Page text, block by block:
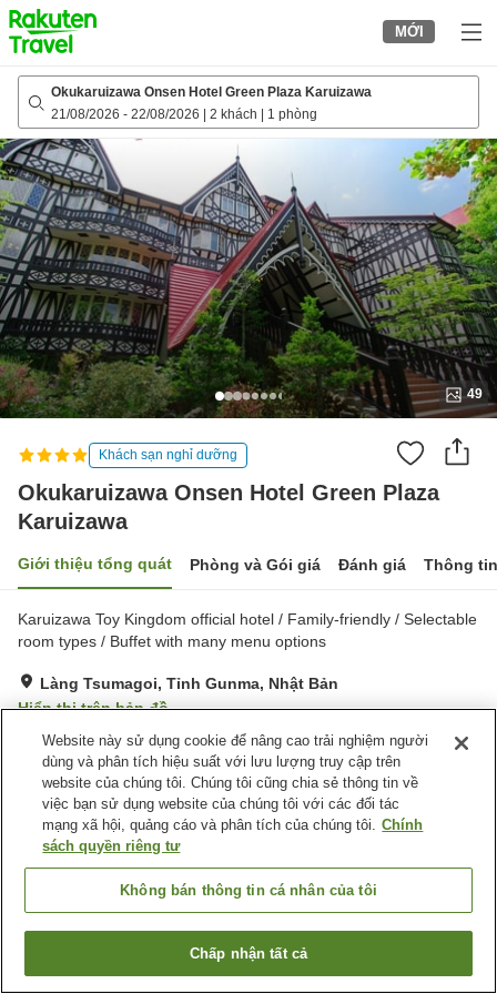
to
top
page
MỚI
Okukaruizawa Onsen Hotel Green Plaza Karuizawa
21/08/2026 - 22/08/2026 2 khách 1 phòng
49
Khách sạn nghỉ dưỡng
Okukaruizawa Onsen Hotel Green Plaza
Karuizawa
Giới thiệu tổng quát Phòng và Gói giá Đánh giá Thông
Karuizawa Toy Kingdom official hotel / Family-friendly / Selectable
room types / Buffet with many menu options
Làng Tsumagoi, Tỉnh Gunma, Nhật Bản
Hiển thị trên bản đồ
Rất tốt Đánh giá:244 lượt
Tiện nghi chỗ nghỉ
Bãi đỗ xe
Trang chủ Nhật Bản Tỉnh Gunma
Làng Tsumagoi
Tìm phòng trống
Website này sử dụng cookie để nâng cao trải nghiệm người
dùng và phân tích hiệu suất với lưu lượng truy cập trên
website của chúng tôi. Chúng tôi cũng chia sẻ thông tin về
việc bạn sử dụng website của chúng tôi với các đối tác
mạng xã hội, quảng cáo và phân tích của chúng tôi. Chính
sách quyền riêng tư
Không bán thông tin cá nhân của tôi
Chấp nhận tất cả